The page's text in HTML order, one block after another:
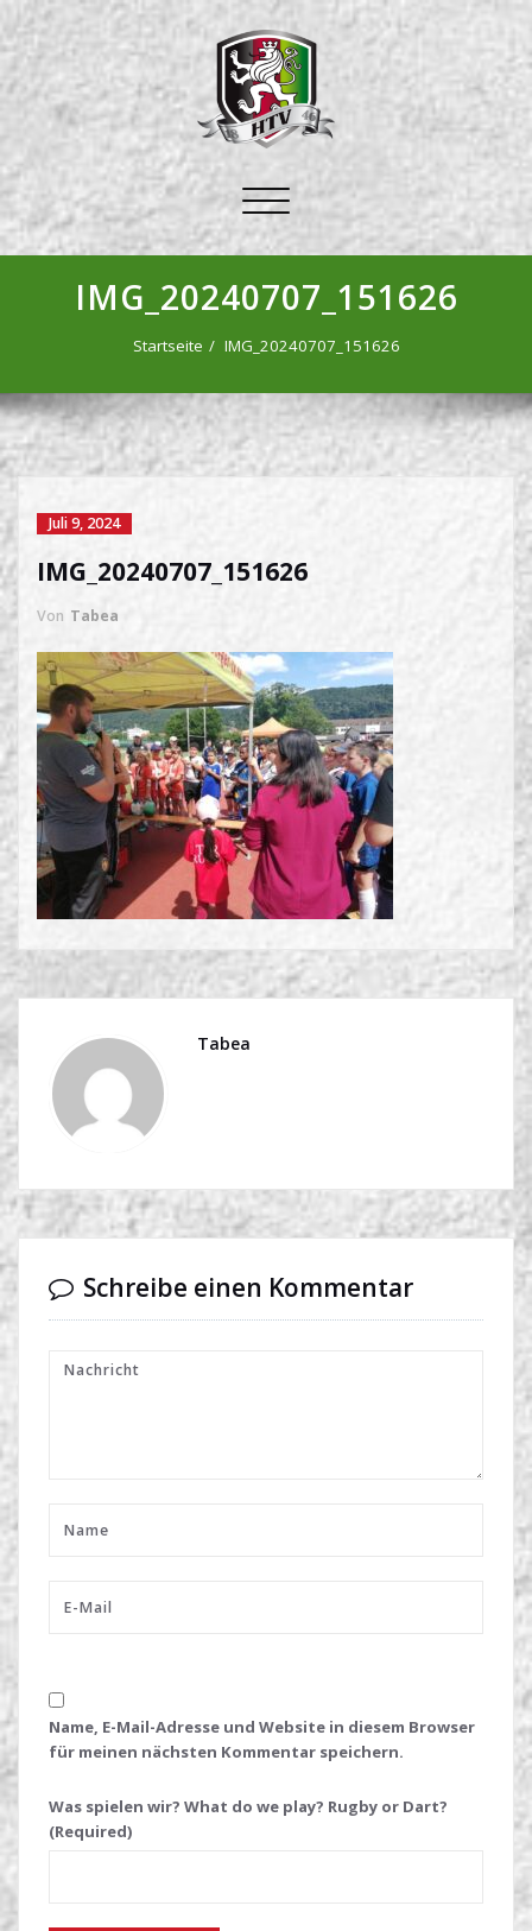
Schalte
Navigation
IMG_20240707_151626
Startseite IMG_20240707_151626
Juli 9, 2024
IMG_20240707_151626
Von Tabea
Tabea
Schreibe einen Kommentar
Name, E-Mail-Adresse und Website in diesem Browser
für meinen nächsten Kommentar speichern.
Was spielen wir? What do we play? Rugby or Dart?
(Required)